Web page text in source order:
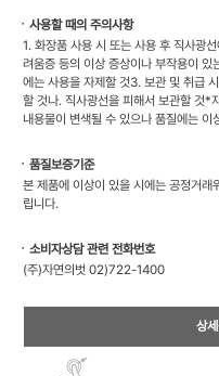
ㆍ사용할 때의 주의사항
1. 화장품 사용 시 또는 사용 후 직사광
려움증 등의 이상 증상이나 부작용이
에는 사용을 자제할 것3. 보관 및 취급
할 것나. 직사광선을 피해서 보관할 것*
내용물이 변색될 수 있으나 품질에는
ㆍ품질보증기준
본 제품에 이상이 있을 시에는 공정거
립니다.
ㆍ소비자상담 관련 전화번호
(주)자연의벗 02)722-1400
상